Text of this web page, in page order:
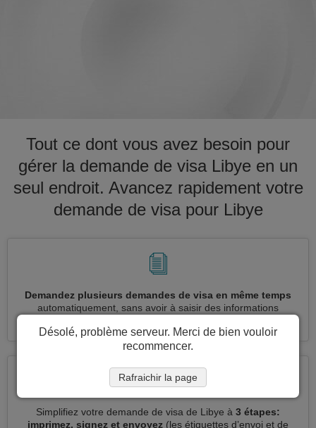
Tout ce dont vous avez besoin pour
gérer la demande de visa Libye en un
seul endroit. Avancez rapidement votre
demande de visa pour Libye
Demandez plusieurs demandes de visa en même temps
automatiquement, sans avoir à saisir des informations
Simplifiez votre demande de visa de Libye à 3 étapes:
imprimez, signez et envoyez (les étiquettes d’envoi et de
Désolé, problème serveur. Merci de bien vouloir
recommencer.
Rafraichir la page